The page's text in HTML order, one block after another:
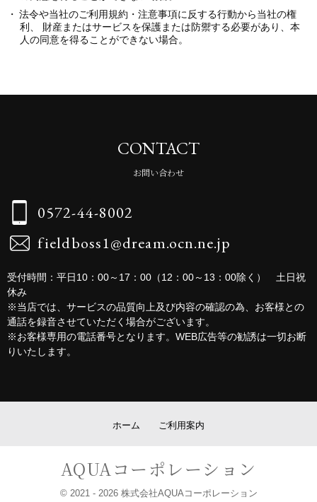
法令や当社のご利用規約・注意事項に反する行動から当社の権
利、 財産またはサービスを保護または防禦する必要があり、本
人の同意を得ることができない場合。
CONTACT
お問い合わせ
0572-44-8002
fieldboss1@dream.ocn.ne.jp
受付時間：平日10：00～17：00（12：00～13：00除く） 土日祝
休み
※当店では、サービスの品質向上及び内容の確認の為、お客様との
通話を録音させていただく場合がございます。
※お客様専用の電話番号となります。WEB広告等の勧誘は一切お断
りいたします。
ホーム ご利用案内
AQUAコーポレーション
© 2021 - 2026 株式会社AQUAコーポレーション